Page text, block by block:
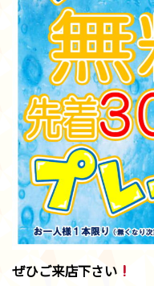
ぜひご来店下さい